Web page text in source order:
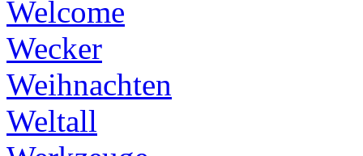
Welcome
Wecker
Weihnachten
Weltall